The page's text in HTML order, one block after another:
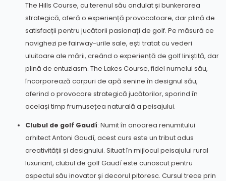
The Hills Course, cu terenul său ondulat și bunkerarea
strategică, oferă o experiență provocatoare, dar plină de
satisfacții pentru jucătorii pasionați de golf. Pe măsură ce
navighezi pe fairway-urile sale, ești tratat cu vederi
uluitoare ale mării, creând o experiență de golf liniștită, dar
plină de entuziasm. The Lakes Course, fidel numelui său,
încorporează corpuri de apă senine în designul său,
oferind o provocare strategică jucătorilor, sporind în
același timp frumusețea naturală a peisajului.
Clubul de golf Gaudí: Numit în onoarea renumitului
arhitect Antoni Gaudí, acest curs este un tribut adus
creativității și designului. Situat în mijlocul peisajului rural
luxuriant, clubul de golf Gaudí este cunoscut pentru
aspectul său inovator și decorul pitoresc. Cursul trece prin